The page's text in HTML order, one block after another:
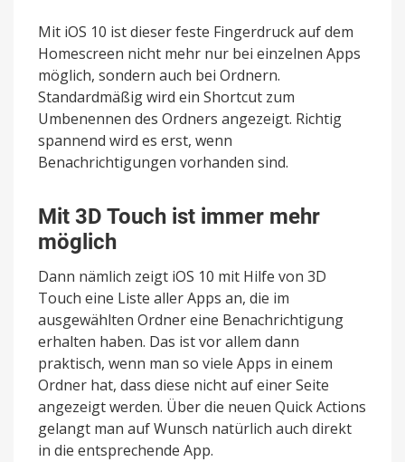
Mit iOS 10 ist dieser feste Fingerdruck auf dem
Homescreen nicht mehr nur bei einzelnen Apps
möglich, sondern auch bei Ordnern.
Standardmäßig wird ein Shortcut zum
Umbenennen des Ordners angezeigt. Richtig
spannend wird es erst, wenn
Benachrichtigungen vorhanden sind.
Mit 3D Touch ist immer mehr
möglich
Dann nämlich zeigt iOS 10 mit Hilfe von 3D
Touch eine Liste aller Apps an, die im
ausgewählten Ordner eine Benachrichtigung
erhalten haben. Das ist vor allem dann
praktisch, wenn man so viele Apps in einem
Ordner hat, dass diese nicht auf einer Seite
angezeigt werden. Über die neuen Quick Actions
gelangt man auf Wunsch natürlich auch direkt
in die entsprechende App.